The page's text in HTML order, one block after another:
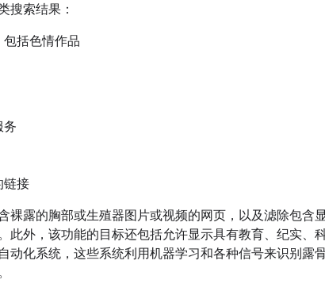
搜索结果：
括色情作品
务
链接
裸露的胸部或生殖器图片或视频的网页，以及滤除包含
此外，该功能的目标还包括允许显示具有教育、纪实、
动化系统，这些系统利用机器学习和各种信号来识别露